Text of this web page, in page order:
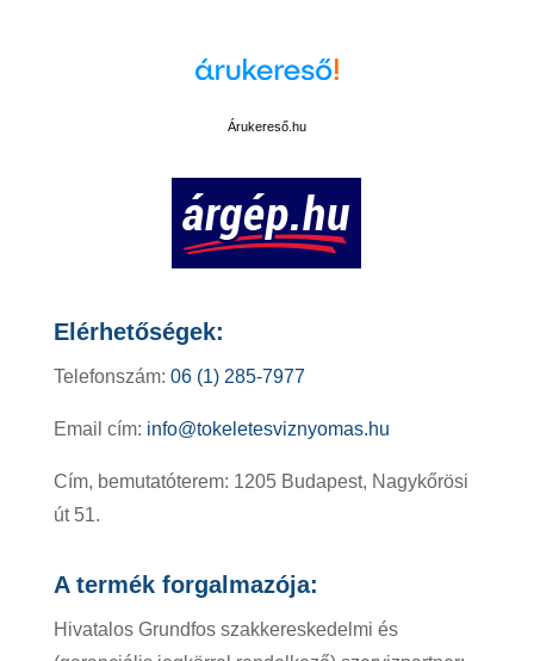
Árukereső.hu
Elérhetőségek:
Telefonszám: 06 (1) 285-7977
Email cím: info@tokeletesviznyomas.hu
Cím, bemutatóterem: 1205 Budapest, Nagykőrösi
út 51.
A termék forgalmazója:
Hivatalos Grundfos szakkereskedelmi és